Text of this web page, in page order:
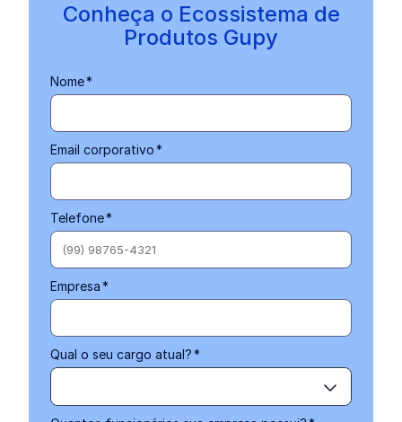
Conheça o Ecossistema de
Produtos Gupy
Nome*
Email corporativo*
Telefone*
Empresa*
Qual o seu cargo atual?*